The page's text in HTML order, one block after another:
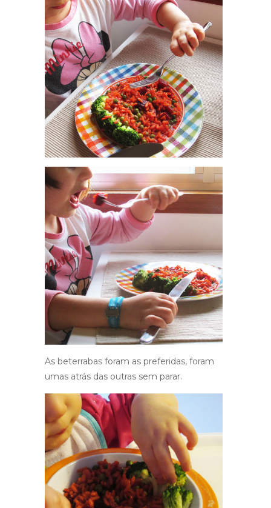
As beterrabas foram as preferidas, foram
umas atrás das outras sem parar.